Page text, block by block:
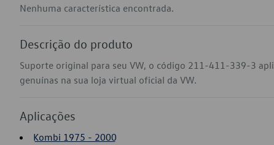
Nenhuma característica encontrada.
Descrição do produto
Suporte original para seu VW, o código 211-411-339-3
genuínas na sua loja virtual oficial da VW.
Aplicações
Kombi 1975 - 2000